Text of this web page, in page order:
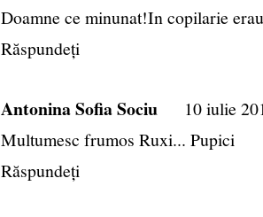
Doamne ce minunat!In copilarie
Răspundeți
Antonina Sofia Sociu
10 iulie
Multumesc frumos Ruxi... Pupici
Răspundeți